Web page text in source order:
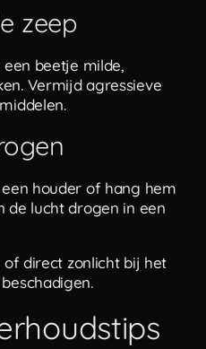
zeep
beetje milde,
Vermijd agressieve
houder of hang hem
de lucht drogen in een
direct zonlicht bij het